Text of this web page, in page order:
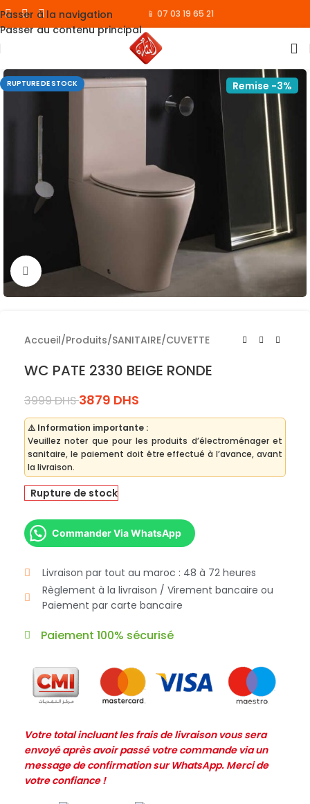
Passer à la navigation
Passer au contenu principal
📱 07 03 19 65 21
RUPTURE DE STOCK Remise -3%
Cliquez pour agrandir
Accueil/Produits/SANITAIRE/CUVETTE
WC PATE 2330 BEIGE RONDE
3999DHS 3879 DHS
⚠️ Information importante :
Veuillez noter que pour les produits d’électroménager et
sanitaire, le paiement doit être effectué à l’avance, avant
la livraison.
Rupture de stock
Commander Via WhatsApp
Livraison par tout au maroc : 48 à 72 heures
Règlement à la livraison / Virement bancaire ou
Paiement par carte bancaire
Paiement 100% sécurisé
Votre total incluant les frais de livraison vous sera
envoyé après avoir passé votre commande via un
message de confirmation sur WhatsApp. Merci de
votre confiance !